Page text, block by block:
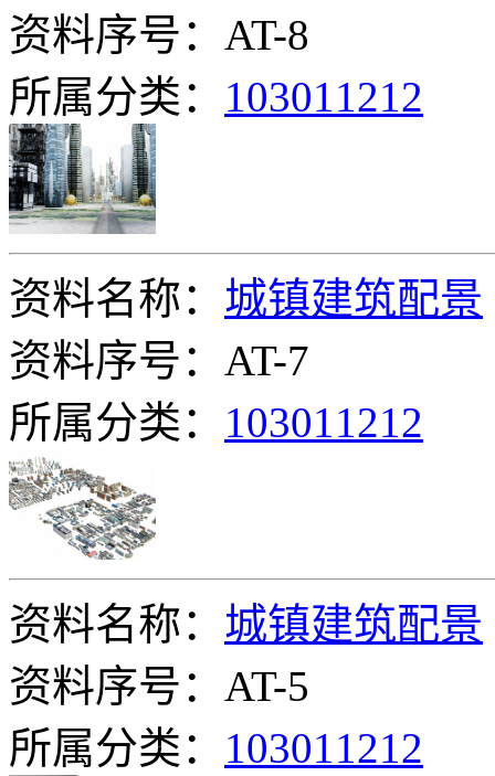
资料序号：AT-8
所属分类： 103011212
资料名称： 城镇建筑配景
资料序号：AT-7
所属分类： 103011212
资料名称： 城镇建筑配景
资料序号：AT-5
所属分类： 103011212